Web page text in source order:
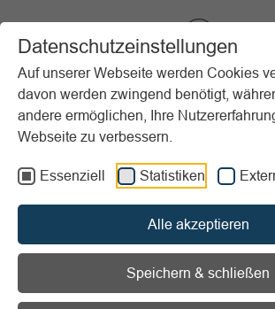
Datenschutzeinstellungen
Auf unserer Webseite werden Cookies
davon werden zwingend benötigt,
andere ermöglichen, Ihre
Webseite zu verbessern.
Essenziell Statistiken
Alle akzeptieren
Speichern & schließen
Vereinsmanagement Digitalisierung
Informationen zum Readspeaker öffnen
Vereinsalltag